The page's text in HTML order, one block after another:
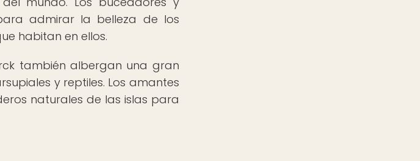
admirar la belleza de los
habitan en ellos.
también albergan una gran
y reptiles. Los amantes
naturales de las islas para